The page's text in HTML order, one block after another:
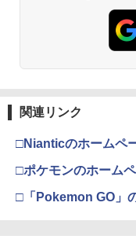
関連リンク
□Nianticのホームペ
□ポケモンのホーム
□「Pokemon GO」